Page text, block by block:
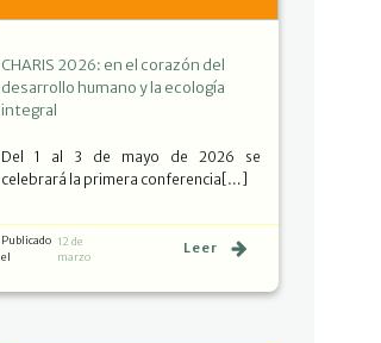
CHARIS 2026: en el corazón del
desarrollo humano y la ecología
integral
Del 1 al 3 de mayo de 2026 se
celebrará la primera conferencia[…]
Publicado
el
12 de
marzo
Leer